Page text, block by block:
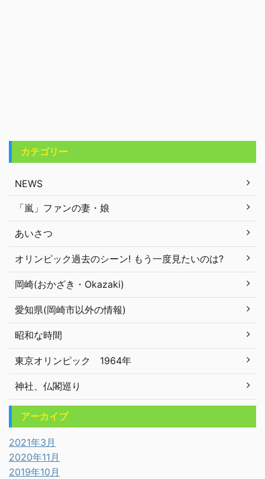
カテゴリー
NEWS
「嵐」ファンの妻・娘
あいさつ
オリンピック過去のシーン! もう一度見たいのは?
岡崎(おかざき・Okazaki)
愛知県(岡崎市以外の情報)
昭和な時間
東京オリンピック 1964年
神社、仏閣巡り
アーカイブ
2021年3月
2020年11月
2019年10月